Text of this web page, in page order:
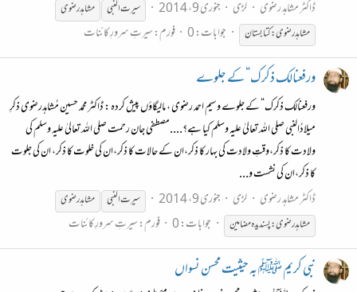
ڈاکٹر مشاہد رضوی
لڑی جنوری 9، 2014 سیرتالنبی
مشاہدرضوی
مشاہدرضوی:کتابستان
جوابات: 0 فورم:سیرتِ سرورِ کائنات
ورفعنالک ذکرک“ کے جلوے
ورفعنالک ذکرک“ کے جلوے وسیم احمد رضوی ، مالیگاؤں پیش کردہ : ڈاکٹر محمد حسین مُشاہدرضوی ذکرِ
میلادُالنبی صلی اللہ تعالیٰ علیہ وسلم کیا ہے؟....مصطفی جان رحمت صلی اللہ تعالیٰ علیہ وسلم کی
ولادت کا ذکر،وقتِ ولادت کی بہار کا ذکر،ان کے حالات کا ذکر،ان کی خلوت کا ذکر، ان کی جلوت
کا ذکر،ان کی نشست و...
ڈاکٹر مشاہد رضوی
لڑی جنوری 9، 2014 سیرتالنبی
مشاہدرضوی
مشاہدرضوی:پسندیدہ مضامین
جوابات: 0 فورم:سیرتِ سرورِ کائنات
نبی کریم ﷺ بہ حیثیت محسن نسواں